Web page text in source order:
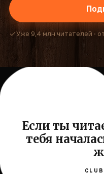
Уже 9,4 млн читателей ·
Если ты
тебя